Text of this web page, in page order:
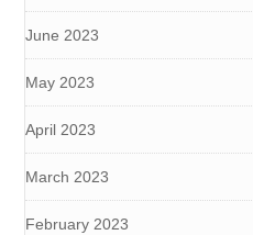
June 2023
May 2023
April 2023
March 2023
February 2023